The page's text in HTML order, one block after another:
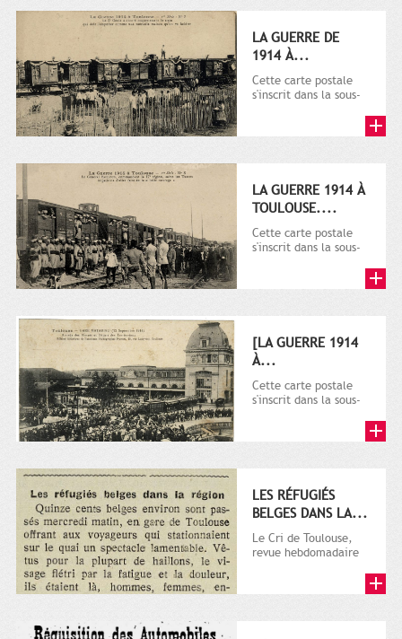
LA GUERRE DE
1914 À...
Cette carte postale
s'inscrit dans la sous-
plusieurs milliers de...
LA GUERRE 1914 À
TOULOUSE....
Cette carte postale
s'inscrit dans la sous-
plusieurs milliers de...
[LA GUERRE 1914
À...
Cette carte postale
s'inscrit dans la sous-
plusieurs milliers de...
LES RÉFUGIÉS
BELGES DANS LA...
Le Cri de Toulouse,
revue hebdomadaire
puis...